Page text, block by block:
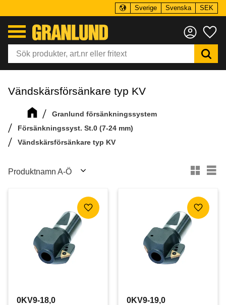
Sverige Svenska SEK
Vändskärsförsänkare typ KV
Granlund försänkningssystem
Försänkningssyst. St.0 (7-24 mm)
Vändskärsförsänkare typ KV
Välj sortering
0KV9-18,0
Lägg till i favoriter
0KV9-19,0
Lägg